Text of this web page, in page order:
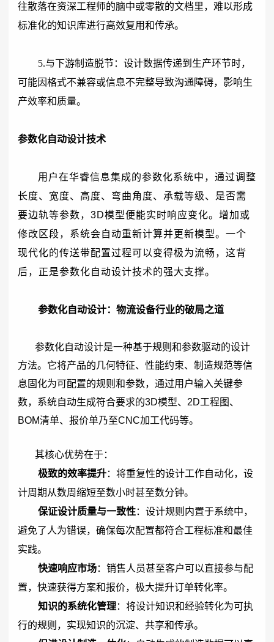
往散落在资深工程师的脑中或零散的文档里，难以形成
标准化的知识库进行高效复用和传承。
5.与下游制造脱节：设计数据传递到生产环节时，
可能因格式不兼容或信息不完整导致沟通障碍，影响生
产效率和质量。
参数化自动设计技术
用户在华睿信息集成的参数化系统中，通过调整
长度、宽度、高度、弯曲角度、承载等级、是否需
要边轨等参数，3D模型便能实时响应变化。增加或
修改区段，系统会自动重新计算并更新模型。一个
现代化的传送带配置过程可以变得极为流畅，这背
后，正是参数化自动设计技术的强大支撑。
参数化自动设计：物流设备行业的破局之道
参数化自动设计是一种基于规则和参数驱动的设计
方法。它将产品的几何特征、性能约束、制造规范等信
息固化为可配置的规则和参数，通过用户输入关键参
数，系统自动生成符合要求的3D模型、2D工程图、
BOM清单、报价单乃至CNC加工代码等。
其核心优势在于：
极致的效率提升：将重复性的设计工作自动化，设
计周期从数周缩短至数小时甚至数分钟。
保证设计质量与一致性：设计规则内置于系统中，
避免了人为错误，确保每次配置都符合工程标准和最佳
实践。
快速响应市场：销售人员甚至客户可以直接参与配
置，快速获得方案和报价，极大提升订单转化率。
知识的系统化管理：将设计知识和经验转化为可执
行的规则，实现知识的沉淀、共享和传承。